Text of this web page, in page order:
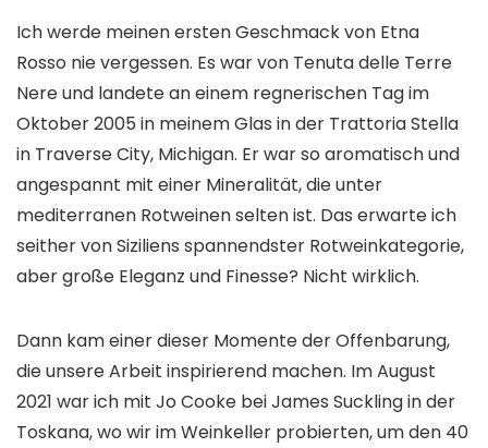
Ich werde meinen ersten Geschmack von Etna
Rosso nie vergessen. Es war von Tenuta delle Terre
Nere und landete an einem regnerischen Tag im
Oktober 2005 in meinem Glas in der Trattoria Stella
in Traverse City, Michigan. Er war so aromatisch und
angespannt mit einer Mineralität, die unter
mediterranen Rotweinen selten ist. Das erwarte ich
seither von Siziliens spannendster Rotweinkategorie,
aber große Eleganz und Finesse? Nicht wirklich.
Dann kam einer dieser Momente der Offenbarung,
die unsere Arbeit inspirierend machen. Im August
2021 war ich mit Jo Cooke bei James Suckling in der
Toskana, wo wir im Weinkeller probierten, um den 40